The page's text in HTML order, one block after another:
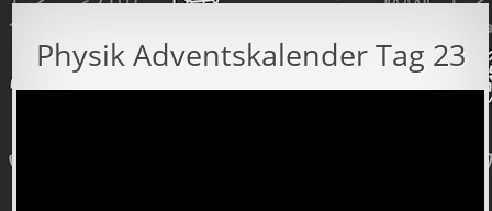
Physik Adventskalender Tag 23